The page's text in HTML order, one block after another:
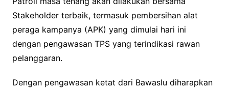
Stakeholder terbaik, termasuk pembersihan alat
peraga kampanya (APK) yang dimulai hari ini
dengan pengawasan TPS yang terindikasi rawan
pelanggaran.
Dengan pengawasan ketat dari Bawaslu diharapkan